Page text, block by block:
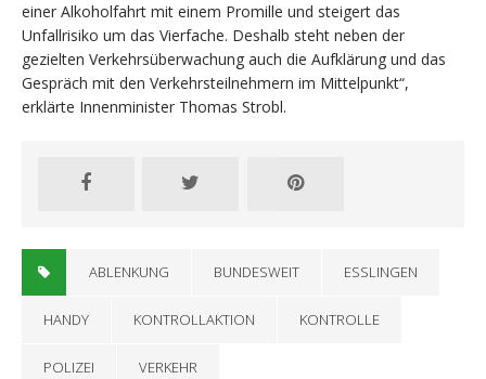
einer Alkoholfahrt mit einem Promille und steigert das
Unfallrisiko um das Vierfache. Deshalb steht neben der
gezielten Verkehrsüberwachung auch die Aufklärung und das
Gespräch mit den Verkehrsteilnehmern im Mittelpunkt“,
erklärte Innenminister Thomas Strobl.
ABLENKUNG BUNDESWEIT ESSLINGEN
HANDY KONTROLLAKTION KONTROLLE
POLIZEI VERKEHR